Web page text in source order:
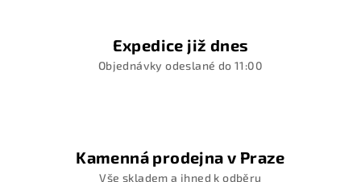
Expedice již dnes
Objednávky odeslané do 11:00
Kamenná prodejna v Praze
Vše skladem a ihned k odběru